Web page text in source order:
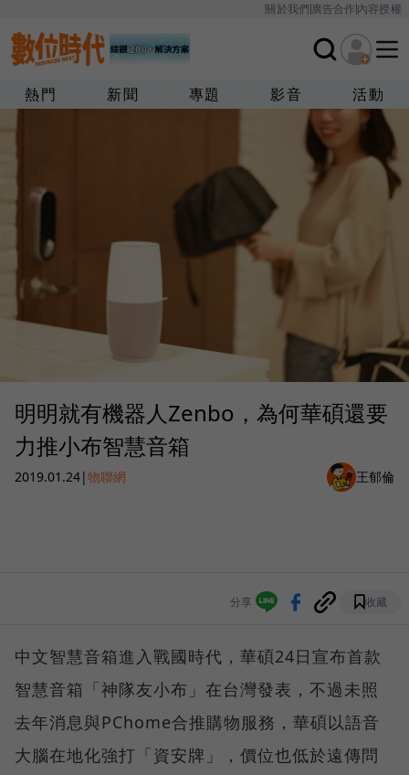
關於我們廣告合作內容授權
熱門 新聞 專題 影音 活動
明明就有機器人Zenbo，為何華碩還要
力推小布智慧音箱
2019.01.24|物聯網 王郁倫
分享 收藏
中文智慧音箱進入戰國時代，華碩24日宣布首款
智慧音箱「神隊友小布」在台灣發表，不過未照
去年消息與PChome合推購物服務，華碩以語音
大腦在地化強打「資安牌」，價位也低於遠傳問